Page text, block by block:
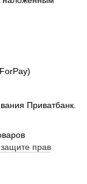
Приватбанк.
прав